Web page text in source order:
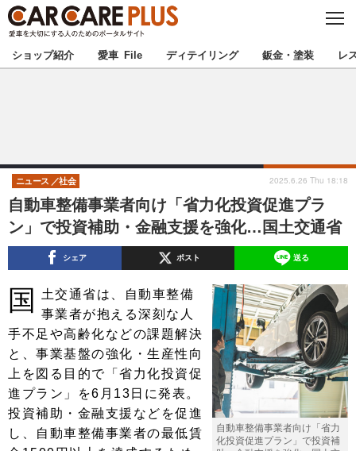
C
S
E
★カーケアプラス認定★ 厳選プロショップを地域から探す
甲信越 北陸
東海 関西
中国 四国
九州 沖縄
注目の記事
ショップレポート 愛車 File
自動車豆知識 ストップ！不具合修理＆粗悪修理
鈑金・塗装
ディテイリング
ディテイリング
ヘッドライト磨き コーティング
鈑金・塗装
小キズ直し 防錆
特集記事
ショップ紹介 愛車 File ディテイリング 鈑金・塗装 レ
自動車整備事業者向け「省力化投資促進プラ
ン」で投資補助・金融支援を強化…国土交通省
ニュース 社会 2025.6.26 Thu 18:18
シェア ポスト 送る
自動車整備事業者向け「省力
化投資促進プラン」で投資補
国
土交通省は、自動車整備
事業者が抱える深刻な人
手不足や高齢化などの課題解決
と、事業基盤の強化・生産性向
上を図る目的で「省力化投資促
進プラン」を6月13日に発表。
投資補助・金融支援などを促進
し、自動車整備事業者の最低賃